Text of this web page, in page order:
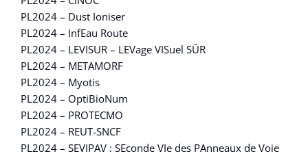
PL2024 – Dust Ioniser
PL2024 – InfEau Route
PL2024 – LEVISUR – LEVage VISuel SÛR
PL2024 – METAMORF
PL2024 – Myotis
PL2024 – OptiBioNum
PL2024 – PROTECMO
PL2024 – REUT-SNCF
PL2024 – SEVIPAV : SEconde VIe des PAnneaux de Voie